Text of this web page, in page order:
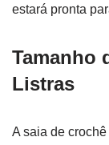
estará pronta
Tamanho
Listras
A saia de